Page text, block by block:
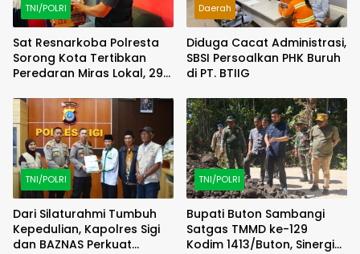
TNI/POLRI
Sat Resnarkoba Polresta
Sorong Kota Tertibkan
Peredaran Miras Lokal, 29
Daerah
Diduga Cacat Administrasi,
SBSI Persoalkan PHK Buruh
di PT. BTIIG
TNI/POLRI
Dari Silaturahmi Tumbuh
Kepedulian, Kapolres Sigi
dan BAZNAS Perkuat
TNI/POLRI
Bupati Buton Sambangi
Satgas TMMD ke-129
Kodim 1413/Buton, Sinergi